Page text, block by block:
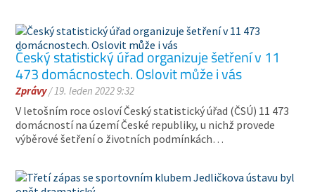
Český statistický úřad organizuje šetření v 11
473 domácnostech. Oslovit může i vás
Zprávy/ 19. leden 2022 9:32
V letošním roce osloví Český statistický úřad (ČSÚ) 11 473
domácností na území České republiky, u nichž provede
výběrové šetření o životních podmínkách…